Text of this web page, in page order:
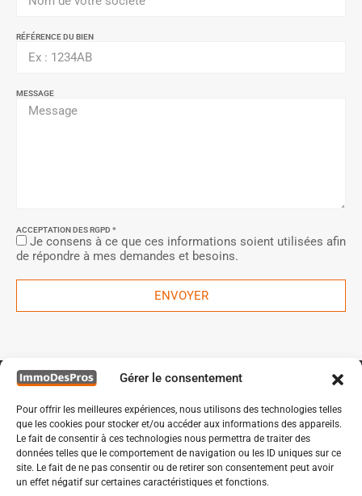
Gérer le consentement
Pour offrir les meilleures expériences, nous utilisons des technologies telles
que les cookies pour stocker et/ou accéder aux informations des appareils.
Le fait de consentir à ces technologies nous permettra de traiter des
données telles que le comportement de navigation ou les ID uniques sur ce
site. Le fait de ne pas consentir ou de retirer son consentement peut avoir
un effet négatif sur certaines caractéristiques et fonctions.
RÉFÉRENCE DU BIEN
MESSAGE
ACCEPTATION DES RGPD *
Je consens à ce que ces informations soient utilisées afin
de répondre à mes demandes et besoins.
ENVOYER